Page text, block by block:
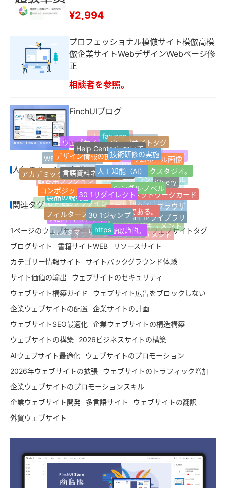
¥2,994
プロフェッショナル模倣サイト模倣高模
倣企業サイトWebデザインWebページ修
正
相談者を参照。
FinchUIブログ
¥4,631
人気のハッシュタグ
Z-blogPHP
FinchUI
ウェブサイトナビゲーション
1ページのウェブサイト
Z-Blogプラグイン
マイクロパブリック番号
開発サービスの開発
カスタムサービス
応答性が高い。
適応する。
Jquery
ブログサイト最新のラベル
人気のハッシュタグ
ランダムラベル
Tag Archives for
AIライティングアシスタント
記事複数選択分類
その他の分類
Word Pressプラグイン
顧客用プラグイン
WEB引越しサイト
ウェブサイト情報
favicon
ウェブサイトタグ
サムネール画像
jQuery
Safariブラウザ
オープン·ドキュメント
オンラインヘルプドキュメント
カスタマーサービスセンター
内部ドキュメント
製品の説明書
アカデミック·ディスカッション
デザイン情報の提供
Help Centerについて
技術研修の実施
ネットワークスタジオ。
個人ネットワークカード
Innocent IPライブラリ
擬似静的。
https
フィルターフィルターは
コンポジットネットワーク
言語資料ネットワーク
人工知能（AI）
シングル·ノベル
良い本である。
30 1ジャンプ
30 1リダイレクト
関連タグ
1ページのウェブサイト ウェブサイト情報
ウェブサイトタグ
ブログサイト
書籍サイトWEB
リソースサイト
カテゴリー情報サイト
サイトバックグラウンド体験
サイト価値の輸出
ウェブサイトのセキュリティ
ウェブサイト構築ガイド
ウェブサイト広告をブロックしない
企業ウェブサイトの配置
企業サイトの計画
ウェブサイトSEO最適化 企業ウェブサイトの構造構築
ウェブサイトの構築
2026ビジネスサイトの構築
AIウェブサイト最適化
ウェブサイトのプロモーション
2026年ウェブサイトの拡張
ウェブサイトのトラフィック増加
企業ウェブサイトのプロモーションスキル
企業ウェブサイト開発
多言語サイト
ウェブサイトの翻訳
外貿ウェブサイト